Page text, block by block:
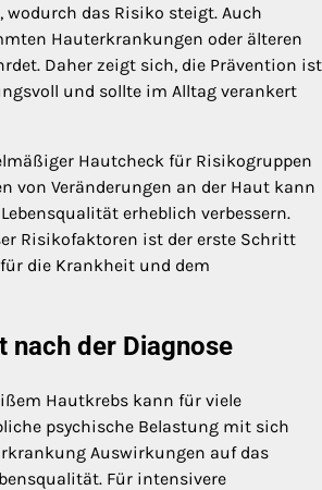
wodurch das Risiko steigt. Auch
Hauterkrankungen oder älteren
Daher zeigt sich, die Prävention ist
und sollte im Alltag verankert
Hautcheck für Risikogruppen
von Veränderungen an der Haut kann
erheblich verbessern.
Risikofaktoren ist der erste Schritt
die Krankheit und dem
nach der Diagnose
Hautkrebs kann für viele
psychische Belastung mit sich
Auswirkungen auf das
Für intensivere